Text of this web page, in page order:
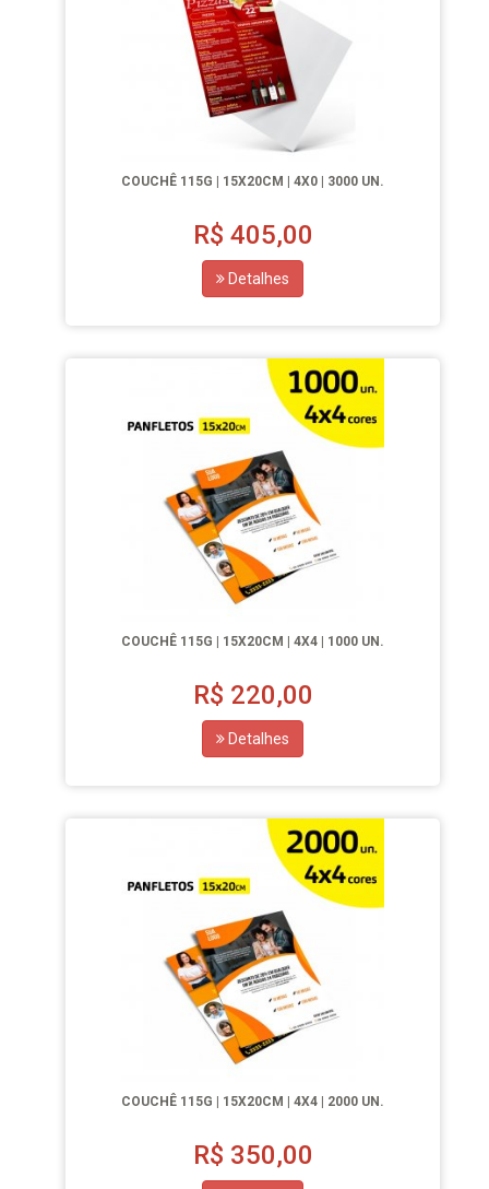
COUCHÊ 115G | 15X20CM | 4X0 | 3000 UN.
R$ 405,00
Detalhes
COUCHÊ 115G | 15X20CM | 4X4 | 1000 UN.
R$ 220,00
Detalhes
COUCHÊ 115G | 15X20CM | 4X4 | 2000 UN.
R$ 350,00